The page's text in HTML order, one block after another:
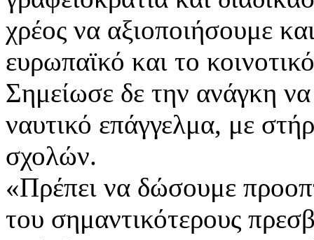
χρέος να αξιοποιήσουμε
ευρωπαϊκό και το
Σημείωσε δε την ανάγκη
ναυτικό επάγγελμα, με
σχολών.
«Πρέπει να δώσουμε
του σημαντικότερους